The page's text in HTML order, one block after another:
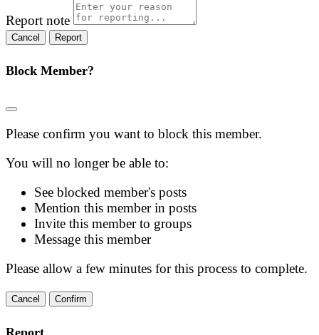
Report note
Report
Block Member?
Please confirm you want to block this member.
You will no longer be able to:
See blocked member's posts
Mention this member in posts
Invite this member to groups
Message this member
Please allow a few minutes for this process to complete.
Confirm